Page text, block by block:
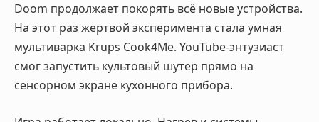
Doom продолжает покорять всё новые устройства.
На этот раз жертвой эксперимента стала умная
мультиварка Krups Cook4Me. YouTube-энтузиаст
смог запустить культовый шутер прямо на
сенсорном экране кухонного прибора.